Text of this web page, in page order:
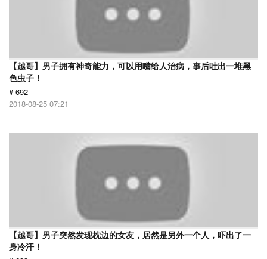
【越哥】男子拥有神奇能力，可以用嘴给人治病，事后吐出一堆黑
色虫子！
# 692
2018-08-25 07:21
【越哥】男子突然发现枕边的女友，居然是另外一个人，吓出了一
身冷汗！